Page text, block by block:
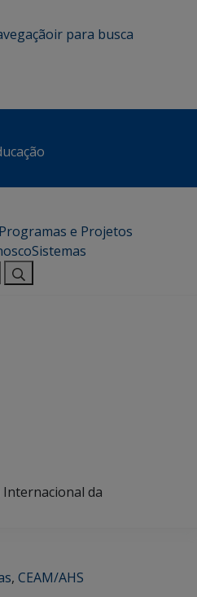
ir para busca
Programas e Projetos
Sistemas
Internacional da
, CEAM/AHS